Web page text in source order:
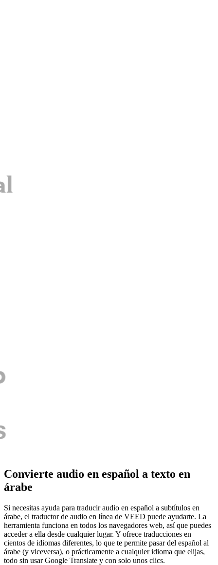
Convierte audio en español a texto en
árabe
Si necesitas ayuda para traducir audio en español a subtítulos en
árabe, el traductor de audio en línea de VEED puede ayudarte. La
herramienta funciona en todos los navegadores web, así que puedes
acceder a ella desde cualquier lugar. Y ofrece traducciones en
cientos de idiomas diferentes, lo que te permite pasar del español al
árabe (y viceversa), o prácticamente a cualquier idioma que elijas,
todo sin usar Google Translate y con solo unos clics.